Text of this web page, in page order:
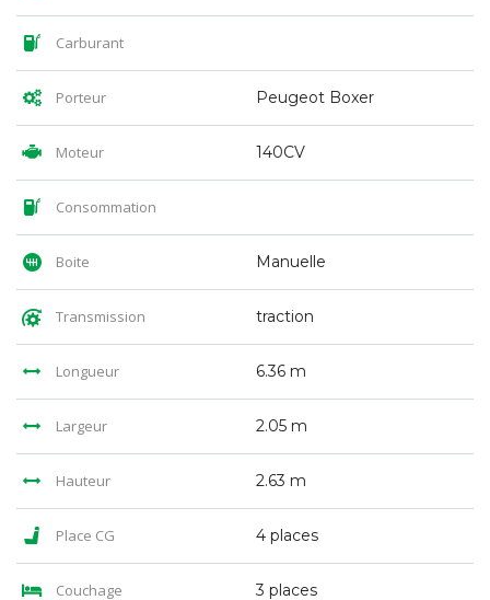
Carburant
Porteur Peugeot Boxer
Moteur 140CV
Consommation
Boite Manuelle
Transmission traction
Longueur 6.36 m
Largeur 2.05 m
Hauteur 2.63 m
Place CG 4 places
Couchage 3 places